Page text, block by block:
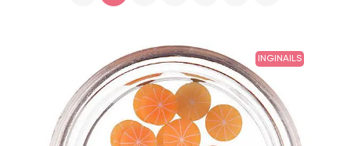
INGINAILS